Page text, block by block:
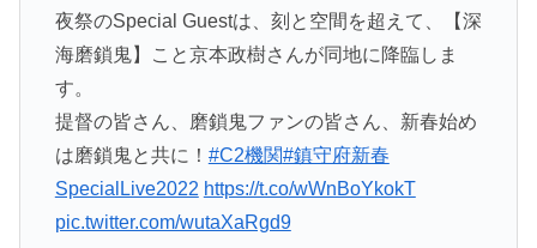
夜祭のSpecial Guestは、刻と空間を超えて、【深
海磨鎖鬼】こと京本政樹さんが同地に降臨しま
す。
提督の皆さん、磨鎖鬼ファンの皆さん、新春始め
は磨鎖鬼と共に！ #C2機関#鎮守府新春
SpecialLive2022 https://t.co/wWnBoYkokT
pic.twitter.com/wutaXaRgd9